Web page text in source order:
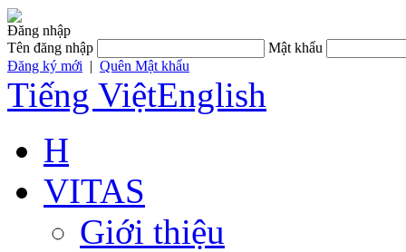
Đăng nhập
Tên đăng nhập
Mật khẩu
Đăng ký mới | Quên Mật khẩu
Tiếng ViệtEnglish
H
VITAS
Giới thiệu